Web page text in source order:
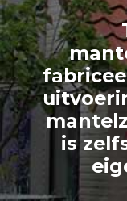
is